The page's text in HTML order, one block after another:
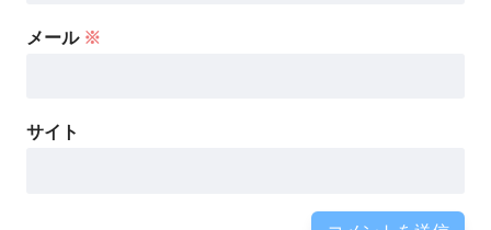
メール ※
サイト